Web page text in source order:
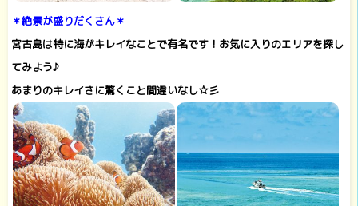
＊絶景が盛りだくさん＊
宮古島は特に海がキレイなことで有名です！お気に入りのエリアを探し
てみよう♪
あまりのキレイさに驚くこと間違いなし☆彡